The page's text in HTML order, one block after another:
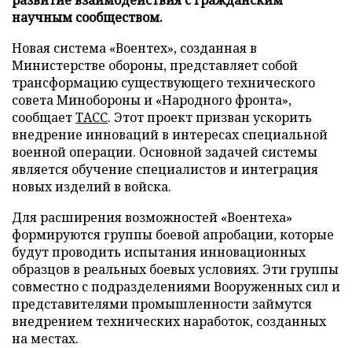
научным сообществом.
Новая система «Воентех», созданная в
Министерстве обороны, представляет собой
трансформацию существующего технического
совета Минобороны и «Народного фронта»,
сообщаетТАСС. Этот проект призван ускорить
внедрение инноваций в интересах специальной
военной операции. Основной задачей системы
является обучение специалистов и интеграция
новых изделий в войска.
Для расширения возможностей «Воентеха»
формируются группы боевой апробации, которые
будут проводить испытания инновационных
образцов в реальных боевых условиях. Эти группы
совместно с подразделениями Вооруженных сил и
представителями промышленности займутся
внедрением технических наработок, созданных
на местах.